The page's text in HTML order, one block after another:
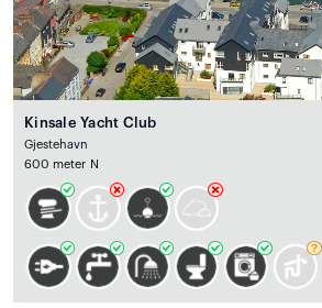
Kinsale Yacht Club
Gjestehavn
600 meter N